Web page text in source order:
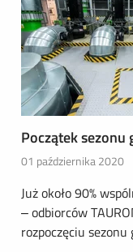
Początek sezonu
01 października 2020
Już około 90%
– odbiorców
rozpoczęciu sezonu